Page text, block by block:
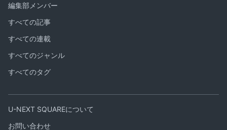
編集部メンバー
すべての記事
すべての連載
すべてのジャンル
すべてのタグ
U-NEXT SQUAREについて
お問い合わせ